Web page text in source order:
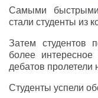
Самыми
стали студенты из
Затем студентов
более
дебатов
Студенты успели